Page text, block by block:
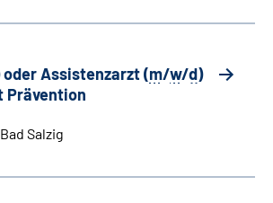
oder Assistenzarzt (m/w/d)
Prävention
Salzig